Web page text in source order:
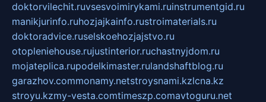
doktorvilechit.ruvsesvoimirykami.ruinstrumentgid.ru
manikjurinfo.ruhozjajkainfo.rustroimaterials.ru
doktoradvice.ruselskoehozjajstvo.ru
otopleniehouse.rujustinterior.ruchastnyjdom.ru
mojateplica.rupodelkimaster.rulandshaftblog.ru
garazhov.commonamy.netstroysnami.kzlcna.kz
stroyu.kzmy-vesta.comtimeszp.comavtoguru.net